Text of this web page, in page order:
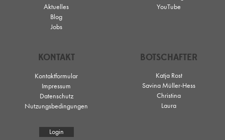
Aktuelles
Blog
Jobs
YouTube
KONTAKT
Kontaktformular
Impressum
Datenschutz
Nutzungsbedingungen
Login
BOTSCHAFTER
Katja Rost
Savina Müller-Hess
Christina
Laura